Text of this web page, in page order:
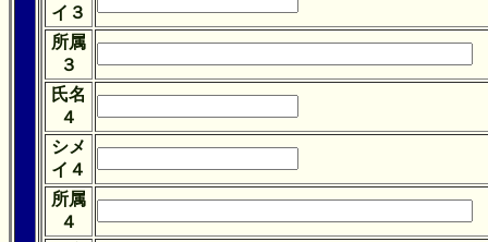
イ３
所属
３
氏名
４
シメ
イ４
所属
４